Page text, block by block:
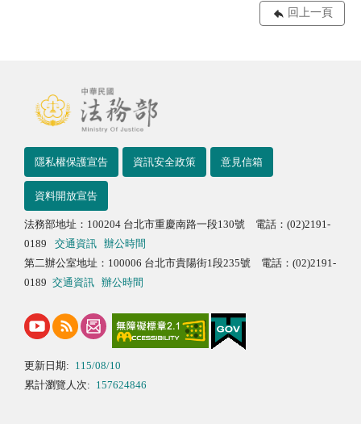
回上一頁
隱私權保護宣告 資訊安全政策 意見信箱
資料開放宣告
法務部地址：100204 台北市重慶南路一段130號 電話：(02)2191-
0189
交通資訊
辦公時間
第二辦公室地址：100006 台北市貴陽街1段235號 電話：(02)2191-
0189 交通資訊 辦公時間
更新日期: 115/08/10
累計瀏覽人次: 157624846